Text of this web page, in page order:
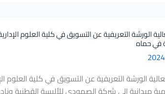
الورشة التعريفية عن التسويق في كلية العلوم
في حماه
الورشة التعريفية عن التسويق في كلية العلوم